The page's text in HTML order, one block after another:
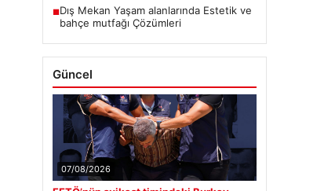
■Dış Mekan Yaşam alanlarında Estetik ve
bahçe mutfağı Çözümleri
Güncel
07/08/2026